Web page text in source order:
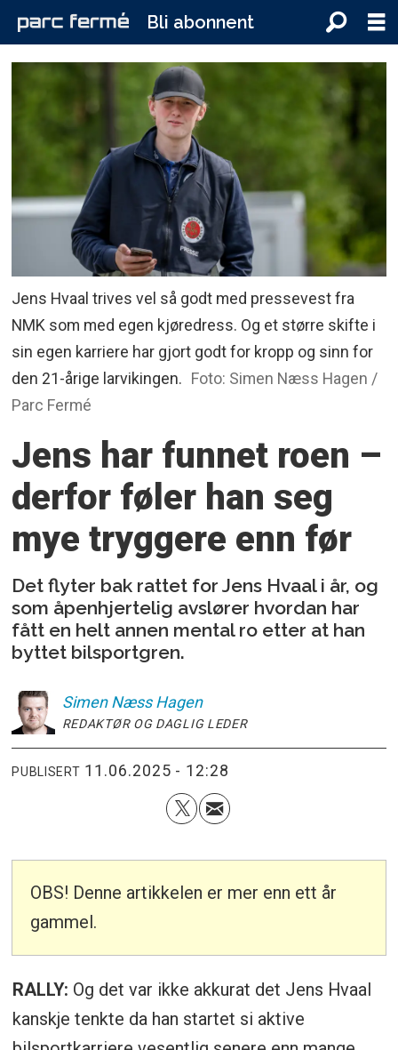
Bli abonnent
Jens Hvaal trives vel så godt med pressevest fra
NMK som med egen kjøredress. Og et større skifte i
sin egen karriere har gjort godt for kropp og sinn for
den 21-årige larvikingen. Foto: Simen Næss Hagen /
Parc Fermé
Jens har funnet roen –
derfor føler han seg
mye tryggere enn før
Det flyter bak rattet for Jens Hvaal i år, og
som åpenhjertelig avslører hvordan har
fått en helt annen mental ro etter at han
byttet bilsportgren.
Simen Næss Hagen
REDAKTØR OG DAGLIG LEDER
PUBLISERT 11.06.2025 - 12:28
OBS! Denne artikkelen er mer enn ett år
gammel.
RALLY: Og det var ikke akkurat det Jens Hvaal
kanskje tenkte da han startet si aktive